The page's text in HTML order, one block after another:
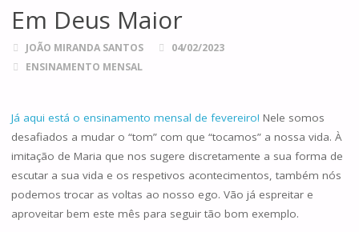
Em Deus Maior
JOÃO MIRANDA SANTOS
04/02/2023
ENSINAMENTO MENSAL
Já aqui está o ensinamento mensal de fevereiro! Nele somos
desafiados a mudar o “tom” com que “tocamos” a nossa vida. À
imitação de Maria que nos sugere discretamente a sua forma de
escutar a sua vida e os respetivos acontecimentos, também nós
podemos trocar as voltas ao nosso ego. Vão já espreitar e
aproveitar bem este mês para seguir tão bom exemplo.